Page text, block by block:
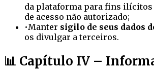
da plataforma para fins ilícitos
de acesso não autorizado;
•Manter sigilo de seus dados
os divulgar a terceiros.
📊 Capítulo IV –